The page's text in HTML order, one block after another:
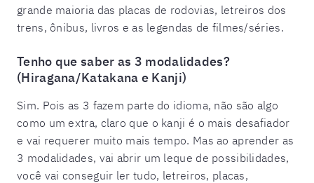
grande maioria das placas de rodovias, letreiros dos
trens, ônibus, livros e as legendas de filmes/séries.
Tenho que saber as 3 modalidades?
(Hiragana/Katakana e Kanji)
Sim. Pois as 3 fazem parte do idioma, não são algo
como um extra, claro que o kanji é o mais desafiador
e vai requerer muito mais tempo. Mas ao aprender as
3 modalidades, vai abrir um leque de possibilidades,
você vai conseguir ler tudo, letreiros, placas,